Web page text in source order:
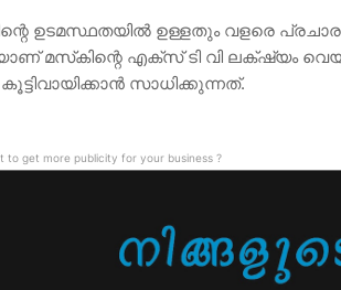
ഉടമസ്ഥതയിൽ ഉള്ളതും വളരെ
മസ്‌കിന്റെ എക്‌സ്‌ ടി വി ലക്‌ഷ്യം
കൂട്ടിവായിക്കാൻ സാധിക്കുന്നത്.
to get more publicity for your business ?